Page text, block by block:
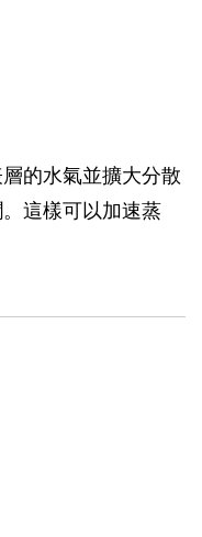
的水氣並擴大分散
這樣可以加速蒸